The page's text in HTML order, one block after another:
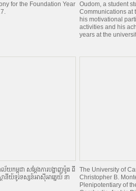
for the Foundation Year Oudom, a student
Communications at
his motivational
activities and his
years at the
កម្ពុជា សម្ដែងការបង្ហាញម៉ូត ពី
នីយ៍ទូរទស្សន៍អាស៊ីអាគ្នេយ៍ នា
The University of
Christopher B.
Plenipotentiary of